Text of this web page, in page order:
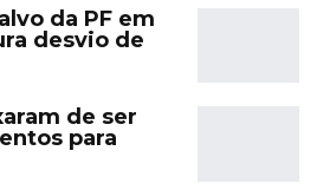
da PF em
desvio de
de ser
para